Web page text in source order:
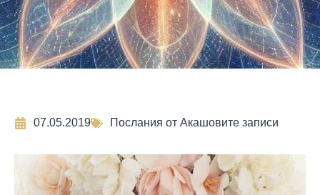
07.05.2019 Послания от Акашовите записи